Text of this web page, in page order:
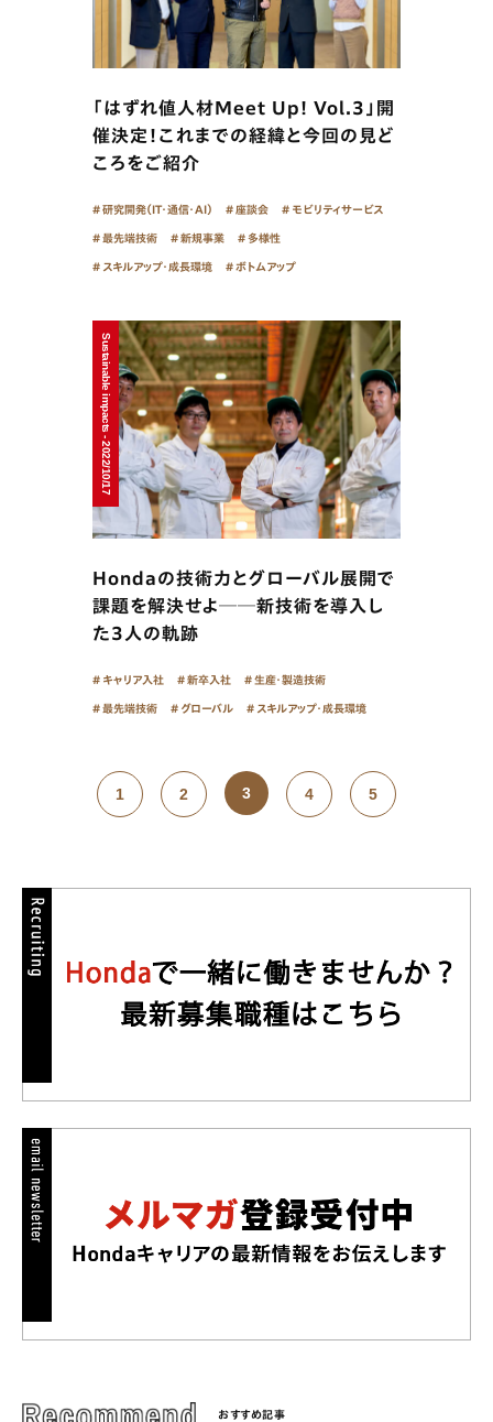
「はずれ値人材Meet Up! Vol.3」開
催決定！これまでの経緯と今回の見ど
ころをご紹介
研究開発（IT・通信・AI） 座談会 モビリティサービス
最先端技術 新規事業 多様性
スキルアップ・成長環境 ボトムアップ
Sustainable impacts - 2022/10/17
Hondaの技術力とグローバル展開で
課題を解決せよ──新技術を導入し
た3人の軌跡
キャリア入社 新卒入社 生産・製造技術
最先端技術 グローバル スキルアップ・成長環境
1 2 3 4 5
おすすめ記事